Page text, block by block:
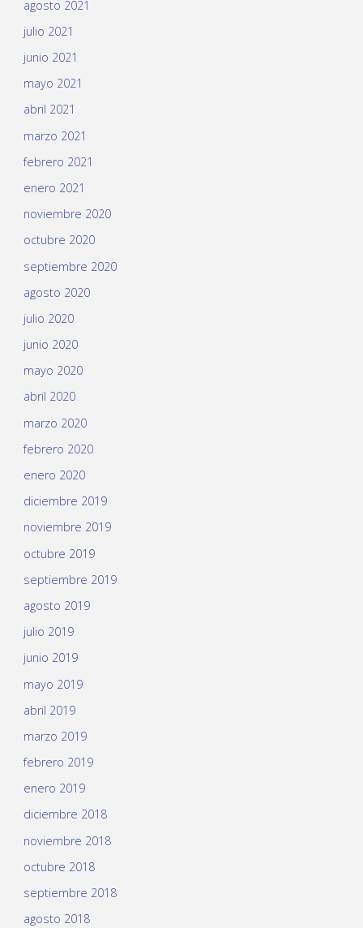
agosto 2021
julio 2021
junio 2021
mayo 2021
abril 2021
marzo 2021
febrero 2021
enero 2021
noviembre 2020
octubre 2020
septiembre 2020
agosto 2020
julio 2020
junio 2020
mayo 2020
abril 2020
marzo 2020
febrero 2020
enero 2020
diciembre 2019
noviembre 2019
octubre 2019
septiembre 2019
agosto 2019
julio 2019
junio 2019
mayo 2019
abril 2019
marzo 2019
febrero 2019
enero 2019
diciembre 2018
noviembre 2018
octubre 2018
septiembre 2018
agosto 2018